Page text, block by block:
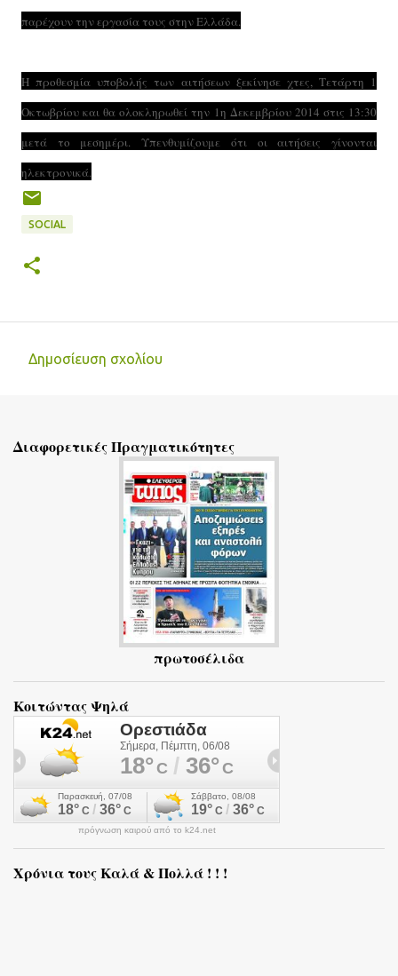
παρέχουν την εργασία τους στην Ελλάδα.
Η προθεσμία υποβολής των αιτήσεων ξεκίνησε χτες, Τετάρτη 1
Οκτωβρίου και θα ολοκληρωθεί την 1η Δεκεμβρίου 2014 στις 13:30
μετά το μεσημέρι. Υπενθυμίζουμε ότι οι αιτήσεις γίνονται
ηλεκτρονικά.
SOCIAL
λ
Δημοσίευση σχολίου
Διαφορετικές Πραγματικότητες
πρωτοσέλιδα
Κοιτώντας Ψηλά
πρόγνωση καιρού από το k24.net
Χρόνια τους Καλά & Πολλά ! ! !